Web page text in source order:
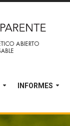
INFORMES